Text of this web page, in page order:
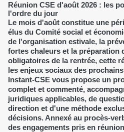
Réunion CSE d'août 2026 : les
l'ordre du jour
Le mois d'août constitue une
élus du Comité social et
de l'organisation estivale, la
fortes chaleurs et la préparation
obligatoires de la rentrée, cette
les enjeux sociaux des
Instant-CSE vous propose un
complet et commenté,
juridiques applicables, de
direction et d'une méthode
décisions. Annexé au procès-
des engagements pris en